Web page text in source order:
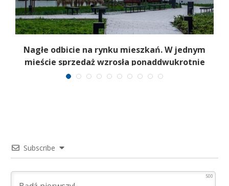
Nagłe odbicie na rynku mieszkań. W jednym
mieście sprzedaż wzrosła ponaddwukrotnie
Subscribe
500